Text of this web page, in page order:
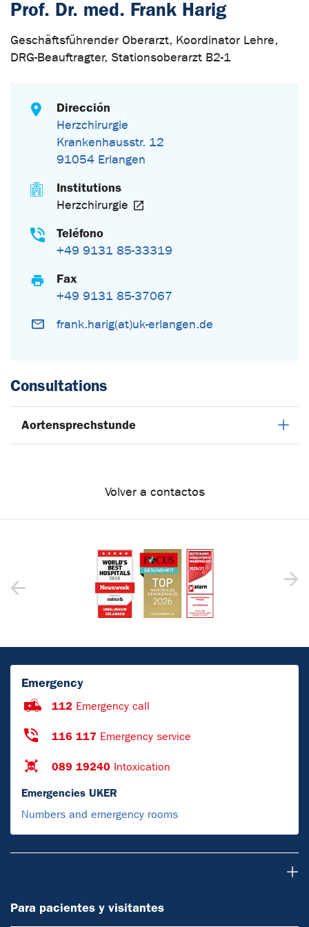
Prof. Dr. med. Frank Harig
Geschäftsführender Oberarzt, Koordinator Lehre,
DRG-Beauftragter, Stationsoberarzt B2-1
Dirección
Herzchirurgie
Krankenhausstr. 12
91054 Erlangen
Institutions
Herzchirurgie
Teléfono
+49 9131 85-33319
Fax
+49 9131 85-37067
frank.harig(at)uk-erlangen.de
Consultations
Aortensprechstunde
Volver a contactos
Emergency
112 Emergency call
116 117 Emergency service
089 19240 Intoxication
Emergencies UKER
Numbers and emergency rooms
Para pacientes y visitantes